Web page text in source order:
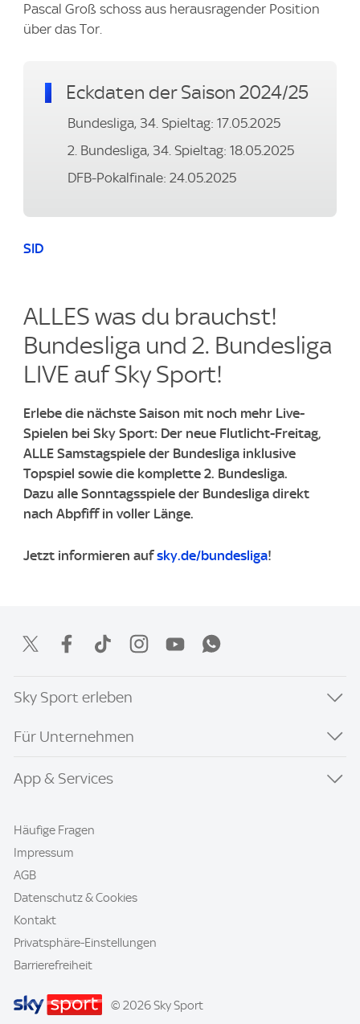
Pascal Groß schoss aus herausragender Position
über das Tor.
Eckdaten der Saison 2024/25
Bundesliga, 34. Spieltag: 17.05.2025
2. Bundesliga, 34. Spieltag: 18.05.2025
DFB-Pokalfinale: 24.05.2025
SID
ALLES was du brauchst!
Bundesliga und 2. Bundesliga
LIVE auf Sky Sport!
​Erlebe die nächste Saison mit noch mehr Live-
Spielen bei Sky Sport: Der neue Flutlicht-Freitag,
ALLE Samstagspiele der Bundesliga inklusive
Topspiel sowie die komplette 2. Bundesliga. ​
Dazu alle Sonntagsspiele der Bundesliga direkt
nach Abpfiff in voller Länge. ​
Jetzt informieren aufsky.de/bundesliga!
Sky Sport erleben
Für Unternehmen
App & Services
Häufige Fragen
Impressum
AGB
Datenschutz & Cookies
Kontakt
Privatsphäre-Einstellungen
Barrierefreiheit
© 2026 Sky Sport